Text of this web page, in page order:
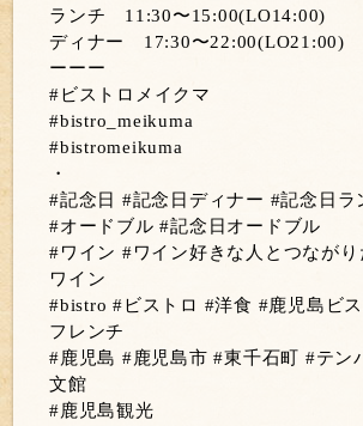
ランチ 11:30〜15:00(LO14:00)
ディナー 17:30〜22:00(LO21:00)
ーーー
#ビストロメイクマ
#bistro_meikuma
#bistromeikuma
・
#記念日 #記念日ディナー #記念日ラ
#オードブル #記念日オードブル
#ワイン #ワイン好きな人とつながり
ワイン
#bistro #ビストロ #洋食 #鹿児島ビ
フレンチ
#鹿児島 #鹿児島市 #東千石町 #テン
文館
#鹿児島観光